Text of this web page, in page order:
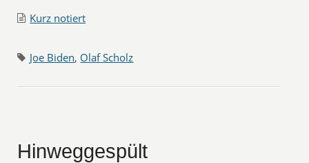
Kurz notiert
Joe Biden, Olaf Scholz
Hinweggespült